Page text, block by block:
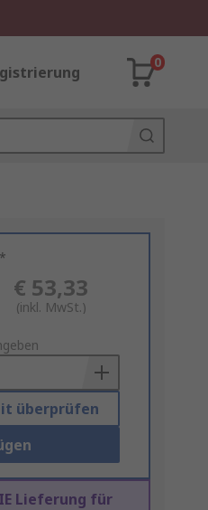
0
€ 53,33
(inkl. MwSt.)
überprüfen
Lieferung für